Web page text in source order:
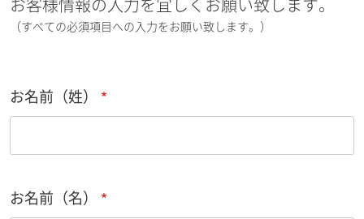
お客様情報の入力を宜しくお願い致します。
（すべての必須項目への入力をお願い致します。）
お名前（姓）
お名前（名）